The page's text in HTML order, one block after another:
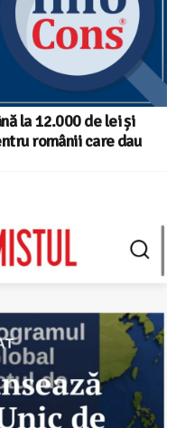
la 12.000 de lei și
românii care dau